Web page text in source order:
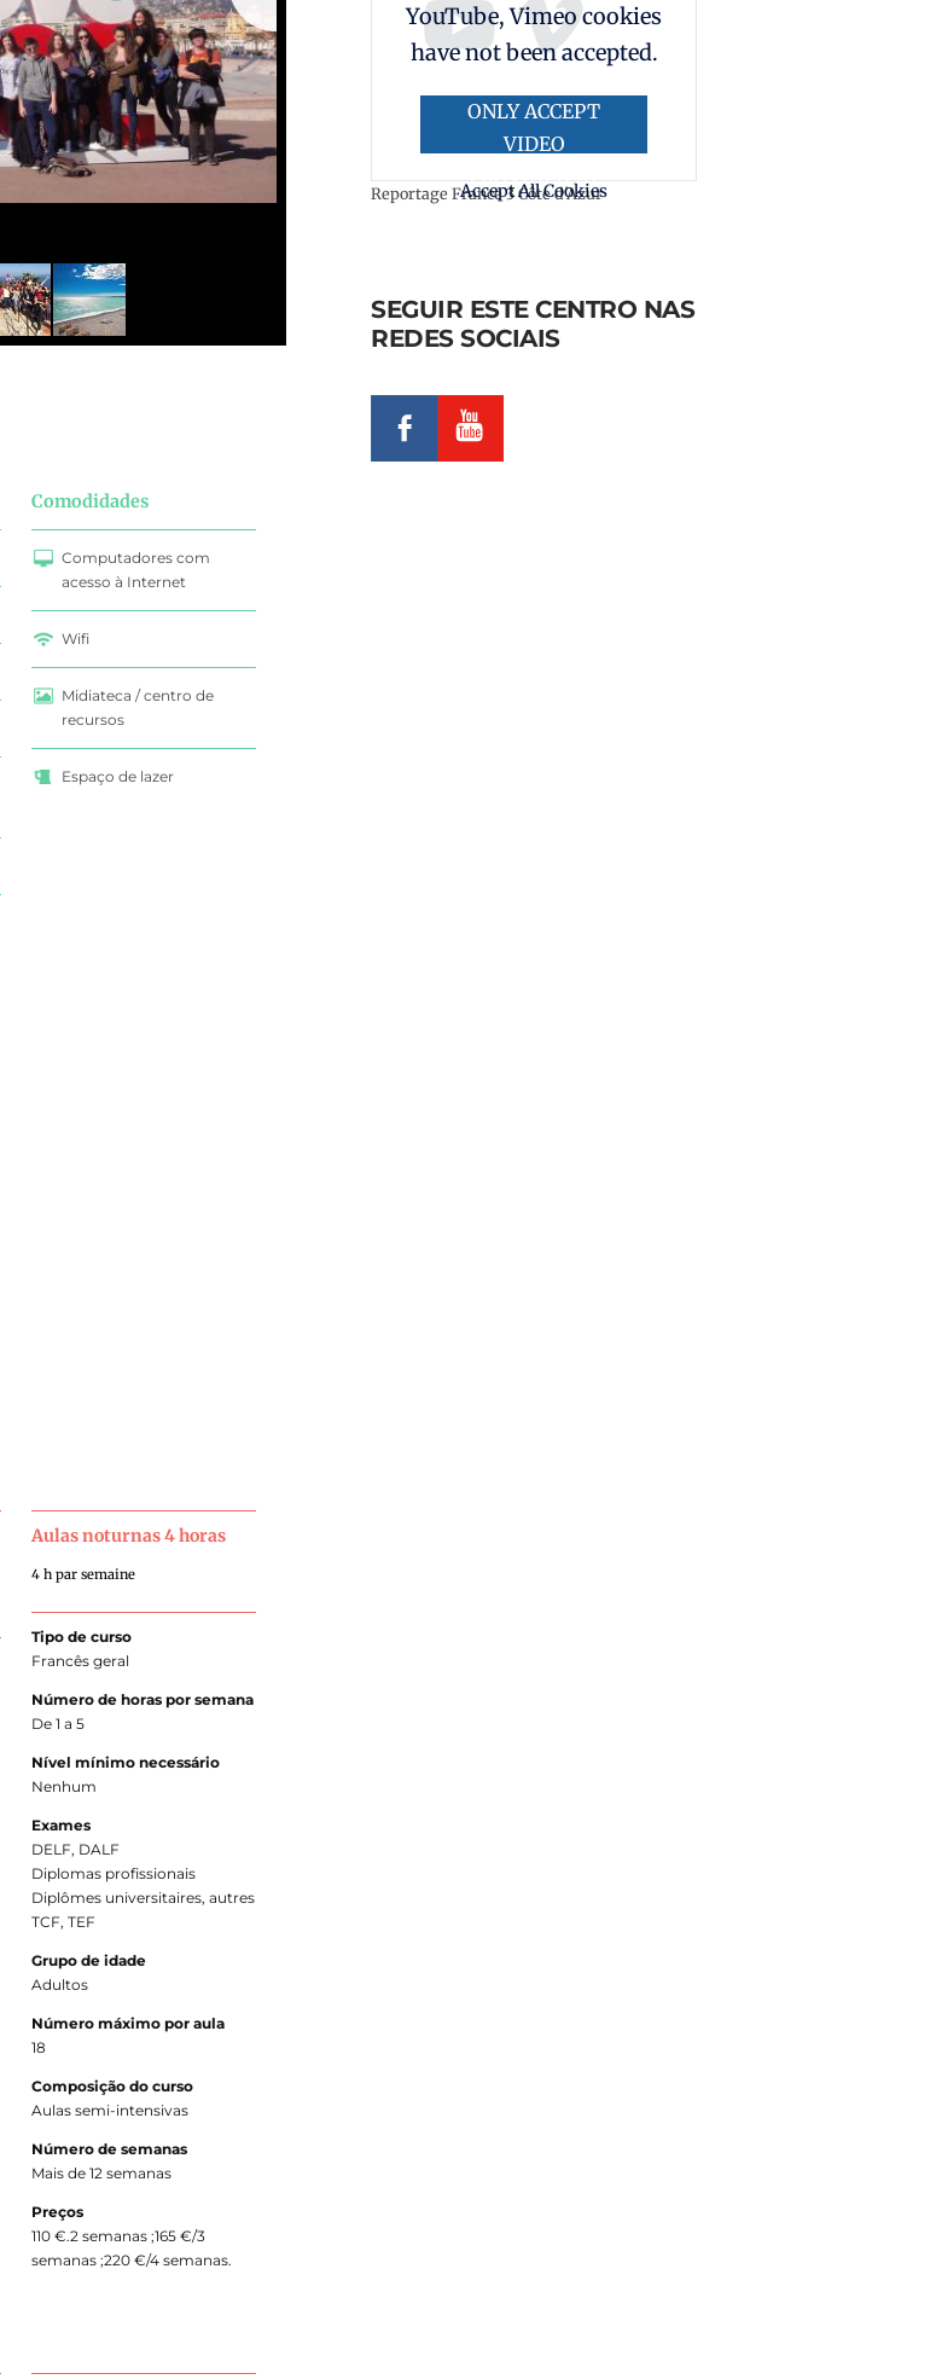
Comodidades
Computadores com
acesso à Internet
Wifi
Midiateca / centro de
recursos
Espaço de lazer
Aulas noturnas 4 horas
4 h par semaine
Tipo de curso
Francês geral
Número de horas por semana
De 1 a 5
Nível mínimo necessário
Nenhum
Exames
DELF, DALF
Diplomas profissionais
Diplômes universitaires, autres
TCF, TEF
Grupo de idade
Adultos
Número máximo por aula
18
Composição do curso
Aulas semi-intensivas
Número de semanas
Mais de 12 semanas
Preços
110 €.2 semanas ;165 €/3
semanas ;220 €/4 semanas.
YouTube, Vimeo cookies
have not been accepted.
ONLY ACCEPT
VIDEO
PROVIDED BY
YOUTUBE,
Accept All Cookies
Reportage France 3 Côte d'Azur
SEGUIR ESTE CENTRO NAS
REDES SOCIAIS